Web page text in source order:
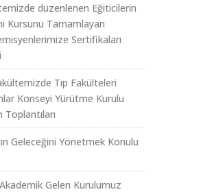
düzenlenen Eğiticilerin
Kursunu Tamamlayan
Sertifikaları
Tıp Fakülteleri
Konseyi Yürütme Kurulu
Toplantıları
Geleceğini Yönetmek Konulu
Gelen Kurulumuz